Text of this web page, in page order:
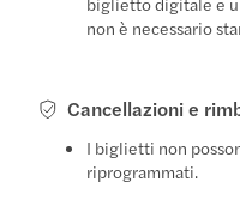
non è necessario
Cancellazioni e
I biglietti non
riprogrammati.